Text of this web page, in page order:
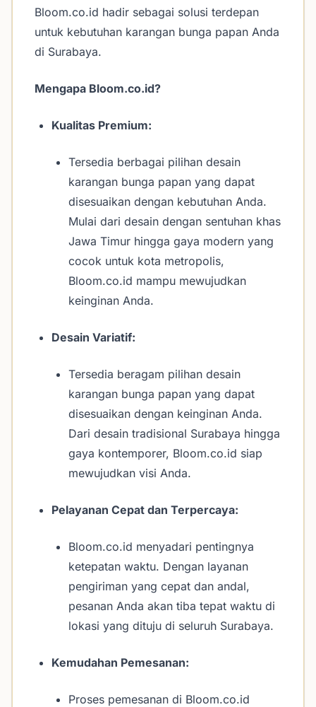
Bloom.co.id hadir sebagai solusi terdepan
untuk kebutuhan karangan bunga papan Anda
di Surabaya.
Mengapa Bloom.co.id?
Kualitas Premium:
Tersedia berbagai pilihan desain
karangan bunga papan yang dapat
disesuaikan dengan kebutuhan Anda.
Mulai dari desain dengan sentuhan khas
Jawa Timur hingga gaya modern yang
cocok untuk kota metropolis,
Bloom.co.id mampu mewujudkan
keinginan Anda.
Desain Variatif:
Tersedia beragam pilihan desain
karangan bunga papan yang dapat
disesuaikan dengan keinginan Anda.
Dari desain tradisional Surabaya hingga
gaya kontemporer, Bloom.co.id siap
mewujudkan visi Anda.
Pelayanan Cepat dan Terpercaya:
Bloom.co.id menyadari pentingnya
ketepatan waktu. Dengan layanan
pengiriman yang cepat dan andal,
pesanan Anda akan tiba tepat waktu di
lokasi yang dituju di seluruh Surabaya.
Kemudahan Pemesanan:
Proses pemesanan di Bloom.co.id